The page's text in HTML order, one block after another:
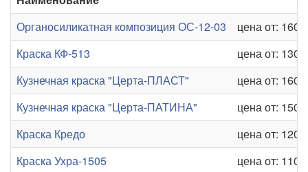
Органосиликатная композиция ОС-12-03
цена от: 160
Краска КФ-513
цена от: 130
Кузнечная краска "Церта-ПЛАСТ"
цена от: 160
Кузнечная краска "Церта-ПАТИНА"
цена от: 150
Краска Кредо
цена от: 120
Краска Ухра-1505
цена от: 110